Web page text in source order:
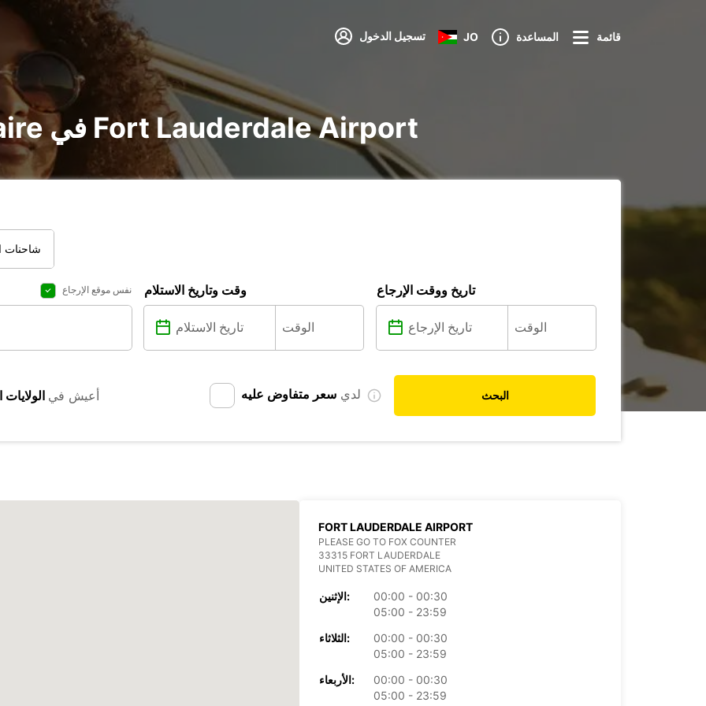
تسجيل الدخول JO المساعدة قائمة
تأجير voiture و utilitaire في Fort Lauderdale Airport
شاحنات
نفس موقع الإرجاع وقت وتاريخ الاستلام تاريخ ووقت الإرجاع
أعيش في لدي سعر متفاوض عليه البحث
FORT LAUDERDALE AIRPORT
PLEASE GO TO FOX COUNTER
33315 FORT LAUDERDALE
UNITED STATES OF AMERICA
الإثنين:
00:00 - 00:30
05:00 - 23:59
الثلاثاء:
00:00 - 00:30
05:00 - 23:59
الأربعاء:
00:00 - 00:30
05:00 - 23:59